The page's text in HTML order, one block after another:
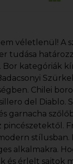
véletlenül! A
tudása
Bor kategóriák
Chilei
del Diablo.
garnacha
stílusban.
alkalmakra.
és érlelt sajtok